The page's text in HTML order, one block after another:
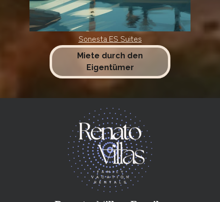
Sonesta ES Suites
Miete durch den
Eigentümer